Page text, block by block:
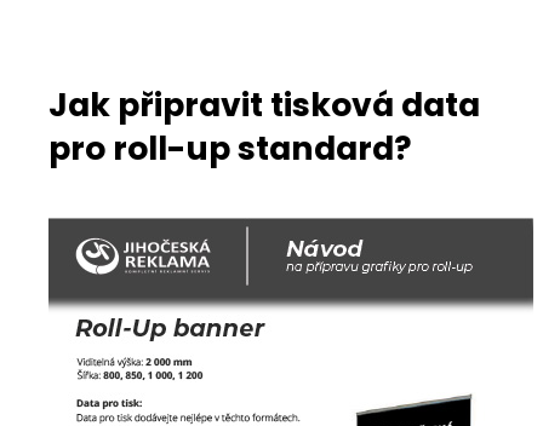
Jak připravit tisková data
pro roll-up standard?